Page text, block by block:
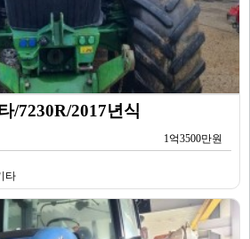
/7230R/2017년식
1억3500만원
타